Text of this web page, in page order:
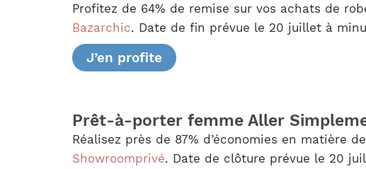
Profitez de 64% de remise sur vos achats de
Bazarchic. Date de fin prévue le 20 juillet à
J’en profite
Prêt-à-porter femme Aller
Réalisez près de 87% d’économies en matière
Showroomprivé. Date de clôture prévue le 20